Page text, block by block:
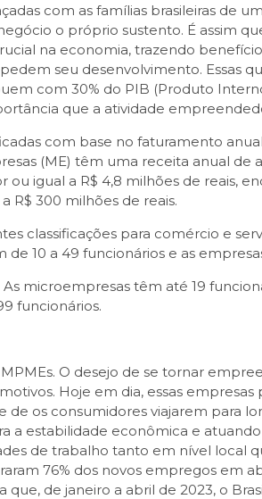
com as famílias brasileiras de
o próprio sustento. É assim
na economia, trazendo
seu desenvolvimento. Essas
com 30% do PIB (Produto
que a atividade
com base no faturamento
(ME) têm uma receita anual
ou igual a R$ 4,8 milhões de reais,
R$ 300 milhões de reais.
classificações para comércio e
10 a 49 funcionários e as
microempresas têm até 19
funcionários.
O desejo de se tornar
Hoje em dia, essas
os consumidores viajarem para
estabilidade econômica e
de trabalho tanto em nível local
76% dos novos empregos em
de janeiro a abril de 2023, o